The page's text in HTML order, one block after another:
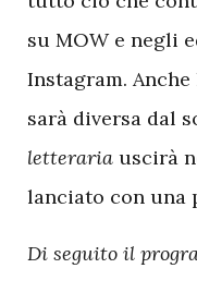
su MOW e negli
Instagram.
sarà diversa dal
letteraria uscirà
lanciato con una
Di seguito il